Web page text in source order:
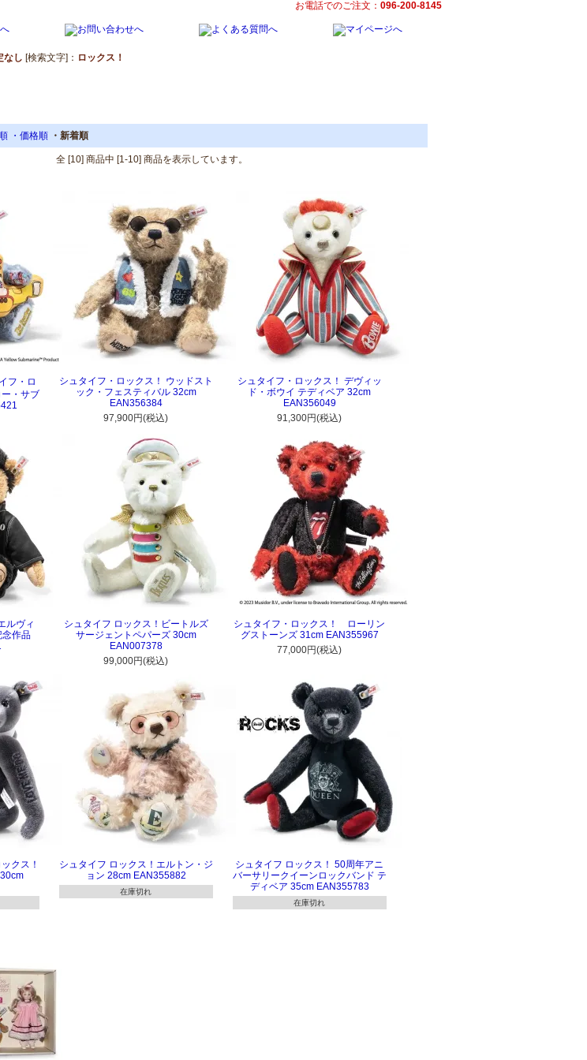
お電話でのご注文： 096-200-8145
なし [検索文字]： ロックス！
・価格順 ・新着順
全 [10] 商品中 [1-10] 商品を表示しています。
フ・ロ
・サブ
シュタイフ・ロックス！ ウッドスト
ック・フェスティバル 32cm
EAN356384
97,900円(税込)
シュタイフ・ロックス！ デヴィッ
ド・ボウイ テディベア 32cm
EAN356049
91,300円(税込)
ルヴィ
念作品
シュタイフ ロックス！ビートルズ
サージェントペパーズ 30cm
EAN007378
99,000円(税込)
シュタイフ・ロックス！ ローリン
グストーンズ 31cm EAN355967
77,000円(税込)
クス！
シュタイフ ロックス！エルトン・ジ
ョン 28cm EAN355882
在庫切れ
シュタイフ ロックス！ 50周年アニ
バーサリークイーンロックバンド テ
ディベア 35cm EAN355783
在庫切れ